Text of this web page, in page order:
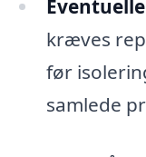
kræves
før
samlede